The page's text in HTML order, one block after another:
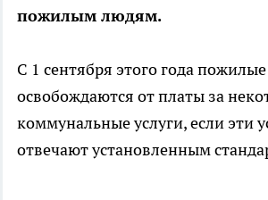
пожилым людям.
С 1 сентября этого года
освобождаются от платы за
коммунальные услуги, если эти
отвечают установленным